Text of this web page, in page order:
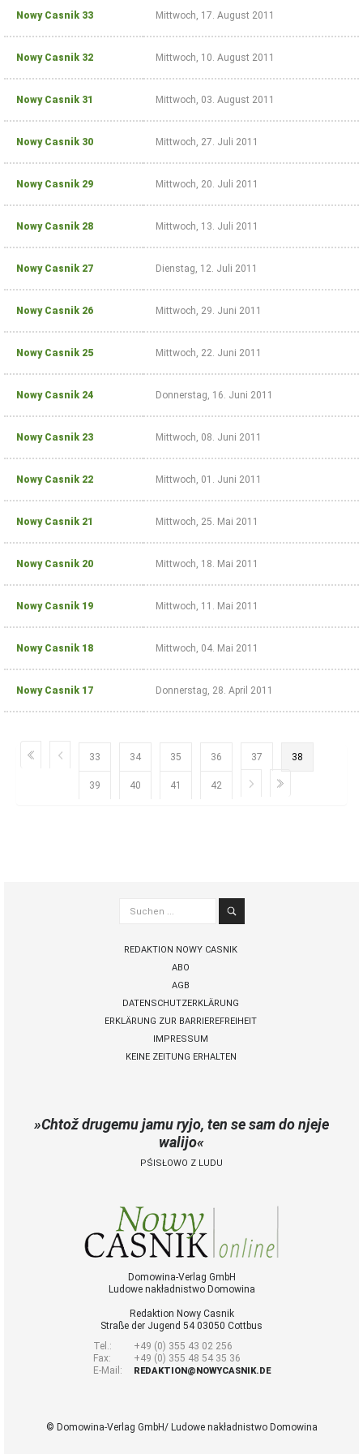
Nowy Casnik 33 Mittwoch, 17. August 2011
Nowy Casnik 32 Mittwoch, 10. August 2011
Nowy Casnik 31 Mittwoch, 03. August 2011
Nowy Casnik 30 Mittwoch, 27. Juli 2011
Nowy Casnik 29 Mittwoch, 20. Juli 2011
Nowy Casnik 28 Mittwoch, 13. Juli 2011
Nowy Casnik 27 Dienstag, 12. Juli 2011
Nowy Casnik 26 Mittwoch, 29. Juni 2011
Nowy Casnik 25 Mittwoch, 22. Juni 2011
Nowy Casnik 24 Donnerstag, 16. Juni 2011
Nowy Casnik 23 Mittwoch, 08. Juni 2011
Nowy Casnik 22 Mittwoch, 01. Juni 2011
Nowy Casnik 21 Mittwoch, 25. Mai 2011
Nowy Casnik 20 Mittwoch, 18. Mai 2011
Nowy Casnik 19 Mittwoch, 11. Mai 2011
Nowy Casnik 18 Mittwoch, 04. Mai 2011
Nowy Casnik 17 Donnerstag, 28. April 2011
33 34 35 36 37 38
39 40 41 42
Domowina-Verlag GmbH
Ludowe nakładnistwo Domowina
Redaktion Nowy Casnik
Straße der Jugend 54 03050 Cottbus
Tel.:
+49 (0) 355 43 02 256
Fax:
+49 (0) 355 48 54 35 36
E-Mail:
REDAKTION@NOWYCASNIK.DE
© Domowina-Verlag GmbH/ Ludowe nakładnistwo Domowina
Chtož drugemu jamu ryjo, ten se sam do njeje
walijo
PŚISŁOWO Z LUDU
Suchen
REDAKTION NOWY CASNIK
ABO
AGB
DATENSCHUTZERKLÄRUNG
ERKLÄRUNG ZUR BARRIEREFREIHEIT
IMPRESSUM
KEINE ZEITUNG ERHALTEN
online
Nowy Casnik online
und zum E-Paper
zusätzliche
Kommentieren,
Bewerten, als PDF
(für Abonnenten
der gedruckten
Ausgabe nur 9 €)
Zugang
bestellen